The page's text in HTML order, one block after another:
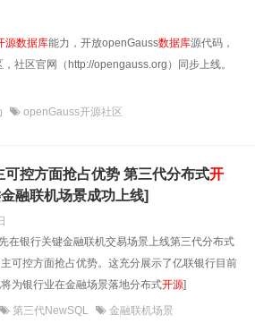
源数据库能力，开放openGauss数据库源代码，
，社区官网（http://opengauss.org）同步上线。
openGauss开源社区
可控方面抢占优势 第三代分布式开
融联机场景成功上线]
在银行关键金融联机交易场景上线第三代分布式
主可控方面抢占优势。这充分展示了亿联银行目前
为银行业在金融场景落地分布式开源]
第三代NewSQL 金融联机场景